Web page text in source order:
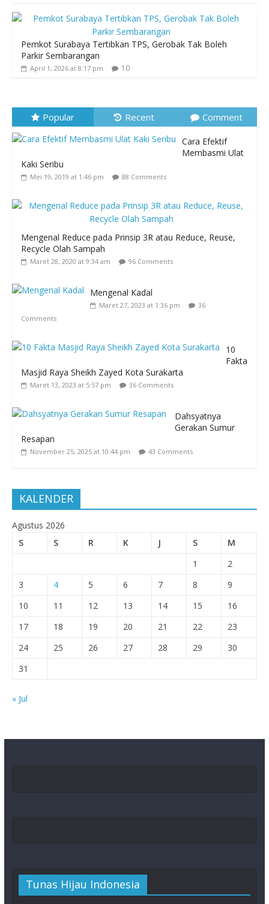
Pemkot Surabaya Tertibkan TPS, Gerobak Tak Boleh
Parkir Sembarangan
April 1, 2026 at 8:17 pm 10
Popular Recent Comment
Cara Efektif
Membasmi Ulat
Kaki Seribu
Mei 19, 2019 at 1:46 pm 88 Comments
Mengenal Reduce pada Prinsip 3R atau Reduce, Reuse,
Recycle Olah Sampah
Maret 28, 2020 at 9:34 am 96 Comments
Mengenal Kadal
Maret 27, 2023 at 1:36 pm
36
Comments
10
Fakta
Masjid Raya Sheikh Zayed Kota Surakarta
Maret 13, 2023 at 5:57 pm 36 Comments
Dahsyatnya
Gerakan Sumur
Resapan
November 25, 2025 at 10:44 pm 43 Comments
KALENDER
Agustus 2026
S
S R K J S
M
1
2
3
4 5 6 7 8
9
10
11 12 13 14 15
16
17
18 19 20 21 22
23
24
25 26 27 28 29
30
31
« Jul
Tunas Hijau Indonesia